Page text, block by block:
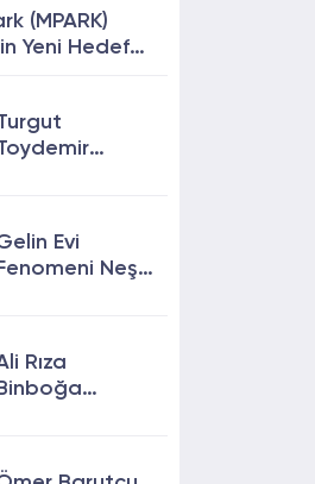
(MPARK)
Yeni Hedef
Evi
Fenomeni Neşe
öldü?
Rıza
Binboğa
Kalmasın